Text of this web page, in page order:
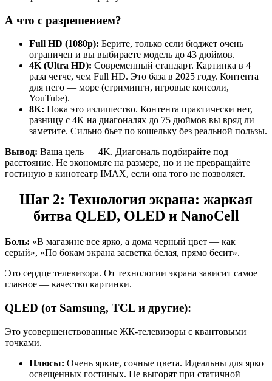
А что с разрешением?
Full HD (1080p): Берите, только если бюджет очень
ограничен и вы выбираете модель до 43 дюймов.
4K (Ultra HD): Современный стандарт. Картинка в 4
раза четче, чем Full HD. Это база в 2025 году. Контента
для него — море (стриминги, игровые консоли,
YouTube).
8K: Пока это излишество. Контента практически нет,
разницу с 4K на диагоналях до 75 дюймов вы вряд ли
заметите. Сильно бьет по кошельку без реальной пользы.
Вывод: Ваша цель — 4K. Диагональ подбирайте под
расстояние. Не экономьте на размере, но и не превращайте
гостиную в кинотеатр IMAX, если она того не позволяет.
Шаг 2: Технология экрана: жаркая
битва QLED, OLED и NanoCell
Боль: «В магазине все ярко, а дома черный цвет — как
серый», «По бокам экрана засветка белая, прямо бесит».
Это сердце телевизора. От технологии экрана зависит самое
главное — качество картинки.
QLED (от Samsung, TCL и другие):
Это усовершенствованные ЖК-телевизоры с квантовыми
точками.
Плюсы: Очень яркие, сочные цвета. Идеальны для ярко
освещенных гостиных. Не выгорят при статичной